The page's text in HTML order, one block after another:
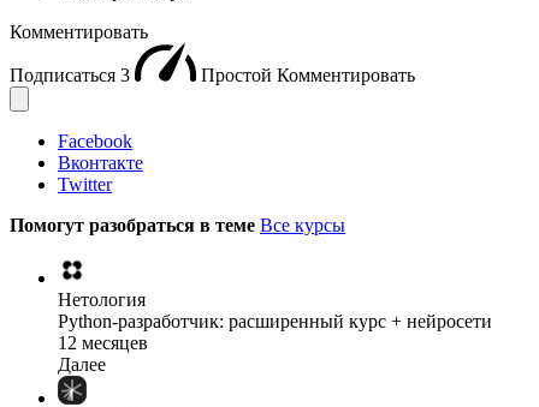
Комментировать
Подписаться 3 Простой Комментировать
Facebook
Вконтакте
Twitter
Помогут разобраться в теме Все курсы
Нетология
Python-разработчик: расширенный курс + нейросети
12 месяцев
Далее